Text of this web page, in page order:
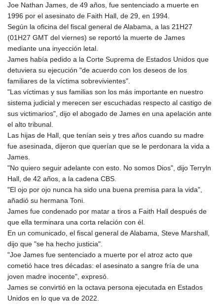
Joe Nathan James, de 49 años, fue sentenciado a muerte en
1996 por el asesinato de Faith Hall, de 29, en 1994.
Según la oficina del fiscal general de Alabama, a las 21H27
(01H27 GMT del viernes) se reportó la muerte de James
mediante una inyección letal.
James había pedido a la Corte Suprema de Estados Unidos que
detuviera su ejecución "de acuerdo con los deseos de los
familiares de la víctima sobrevivientes".
"Las víctimas y sus familias son los más importante en nuestro
sistema judicial y merecen ser escuchadas respecto al castigo de
sus victimarios", dijo el abogado de James en una apelación ante
el alto tribunal.
Las hijas de Hall, que tenían seis y tres años cuando su madre
fue asesinada, dijeron que querían que se le perdonara la vida a
James.
"No quiero seguir adelante con esto. No somos Dios", dijo Terryln
Hall, de 42 años, a la cadena CBS.
"El ojo por ojo nunca ha sido una buena premisa para la vida",
añadió su hermana Toni.
James fue condenado por matar a tiros a Faith Hall después de
que ella terminara una corta relación con él.
En un comunicado, el fiscal general de Alabama, Steve Marshall,
dijo que "se ha hecho justicia".
"Joe James fue sentenciado a muerte por el atroz acto que
cometió hace tres décadas: el asesinato a sangre fría de una
joven madre inocente", expresó.
James se convirtió en la octava persona ejecutada en Estados
Unidos en lo que va de 2022.